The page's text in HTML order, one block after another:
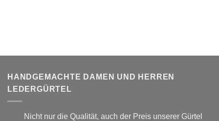
können
der
Produktseite
auf
Produktseite
HANDGEMACHTE DAMEN UND HERREN
LEDERGÜRTEL
Nicht nur die Qualität, auch der Preis unserer Gürtel